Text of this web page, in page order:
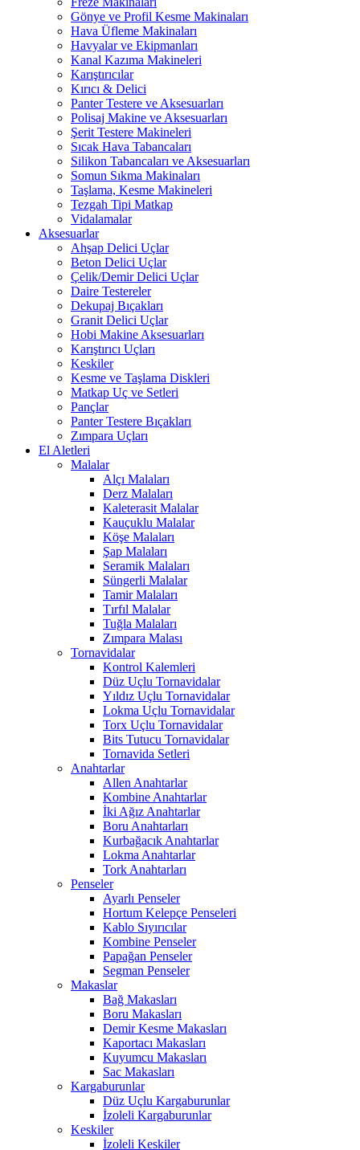
Gönye ve Profil Kesme Makinaları
Hava Üfleme Makinaları
Havyalar ve Ekipmanları
Kanal Kazıma Makineleri
Karıştırıcılar
Kırıcı & Delici
Panter Testere ve Aksesuarları
Polisaj Makine ve Aksesuarları
Şerit Testere Makineleri
Sıcak Hava Tabancaları
Silikon Tabancaları ve Aksesuarları
Somun Sıkma Makinaları
Taşlama, Kesme Makineleri
Tezgah Tipi Matkap
Vidalamalar
Aksesuarlar
Ahşap Delici Uçlar
Beton Delici Uçlar
Çelik/Demir Delici Uçlar
Daire Testereler
Dekupaj Bıçakları
Granit Delici Uçlar
Hobi Makine Aksesuarları
Karıştırıcı Uçları
Keskiler
Kesme ve Taşlama Diskleri
Matkap Uç ve Setleri
Pançlar
Panter Testere Bıçakları
Zımpara Uçları
El Aletleri
Malalar
Alçı Malaları
Derz Malaları
Kaleterasit Malalar
Kauçuklu Malalar
Köşe Malaları
Şap Malaları
Seramik Malaları
Süngerli Malalar
Tamir Malaları
Tırfıl Malalar
Tuğla Malaları
Zımpara Malası
Tornavidalar
Kontrol Kalemleri
Düz Uçlu Tornavidalar
Yıldız Uçlu Tornavidalar
Lokma Uçlu Tornavidalar
Torx Uçlu Tornavidalar
Bits Tutucu Tornavidalar
Tornavida Setleri
Anahtarlar
Allen Anahtarlar
Kombine Anahtarlar
İki Ağız Anahtarlar
Boru Anahtarları
Kurbağacık Anahtarlar
Lokma Anahtarlar
Tork Anahtarları
Penseler
Ayarlı Penseler
Hortum Kelepçe Penseleri
Kablo Sıyırıcılar
Kombine Penseler
Papağan Penseler
Segman Penseler
Makaslar
Bağ Makasları
Boru Makasları
Demir Kesme Makasları
Kaportacı Makasları
Kuyumcu Makasları
Sac Makasları
Kargaburunlar
Düz Uçlu Kargaburunlar
İzoleli Kargaburunlar
Keskiler
İzoleli Keskiler